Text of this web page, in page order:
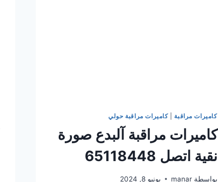
كاميرات مراقبة |كاميرات مراقبة حولي
كاميرات مراقبة آلبدع صورة
نقية اتصل 65118448
بواسطة manar يونيو 8, 2024